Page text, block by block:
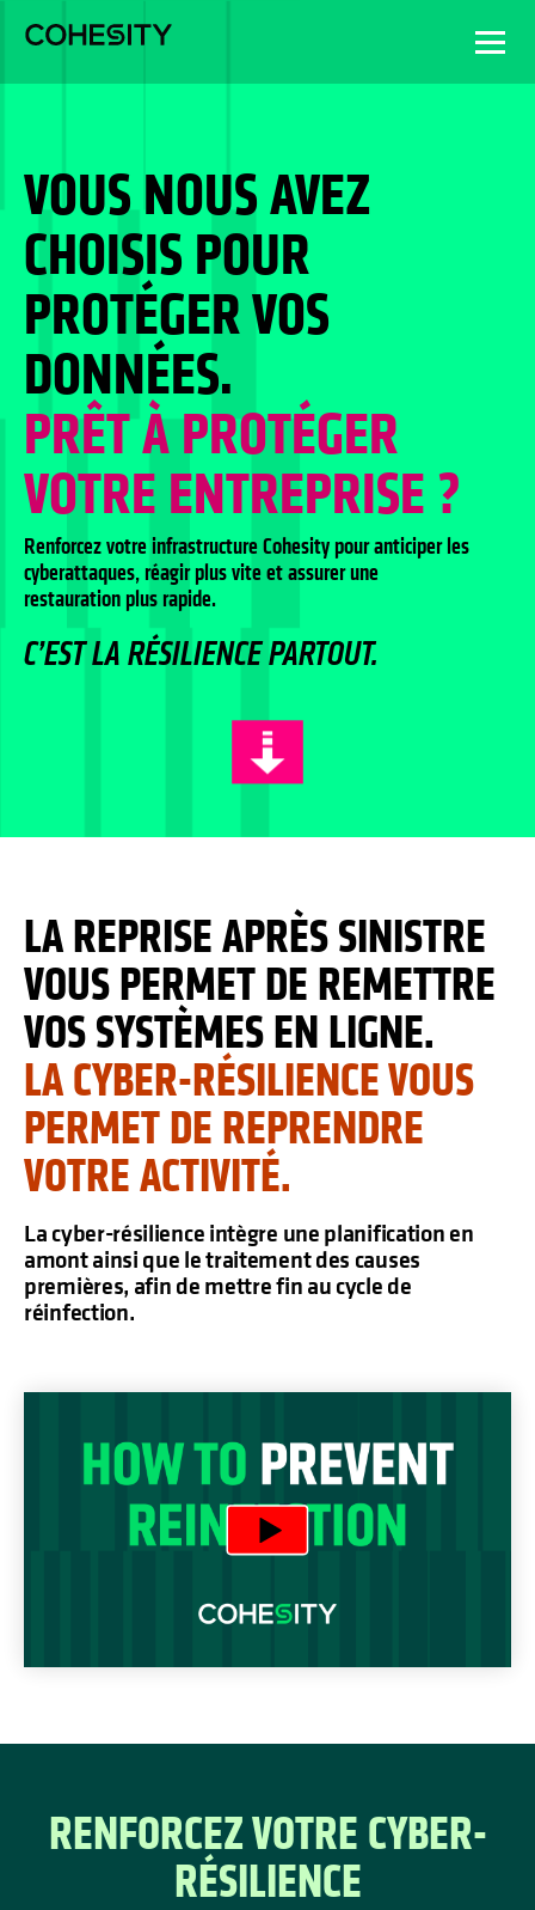
VOUS NOUS AVEZ
CHOISIS POUR
PROTÉGER VOS
DONNÉES.
PRÊT À PROTÉGER
VOTRE ENTREPRISE ?
Renforcez votre infrastructure Cohesity pour anticiper les
cyberattaques, réagir plus vite et assurer une
restauration plus rapide.
C’EST LA RÉSILIENCE PARTOUT.
LA REPRISE APRÈS SINISTRE
VOUS PERMET DE REMETTRE
VOS SYSTÈMES EN LIGNE.
LA CYBER-RÉSILIENCE VOUS
PERMET DE REPRENDRE
VOTRE ACTIVITÉ.
La cyber-résilience intègre une planification en
amont ainsi que le traitement des causes
premières, afin de mettre fin au cycle de
réinfection.
RENFORCEZ VOTRE CYBER-
RÉSILIENCE